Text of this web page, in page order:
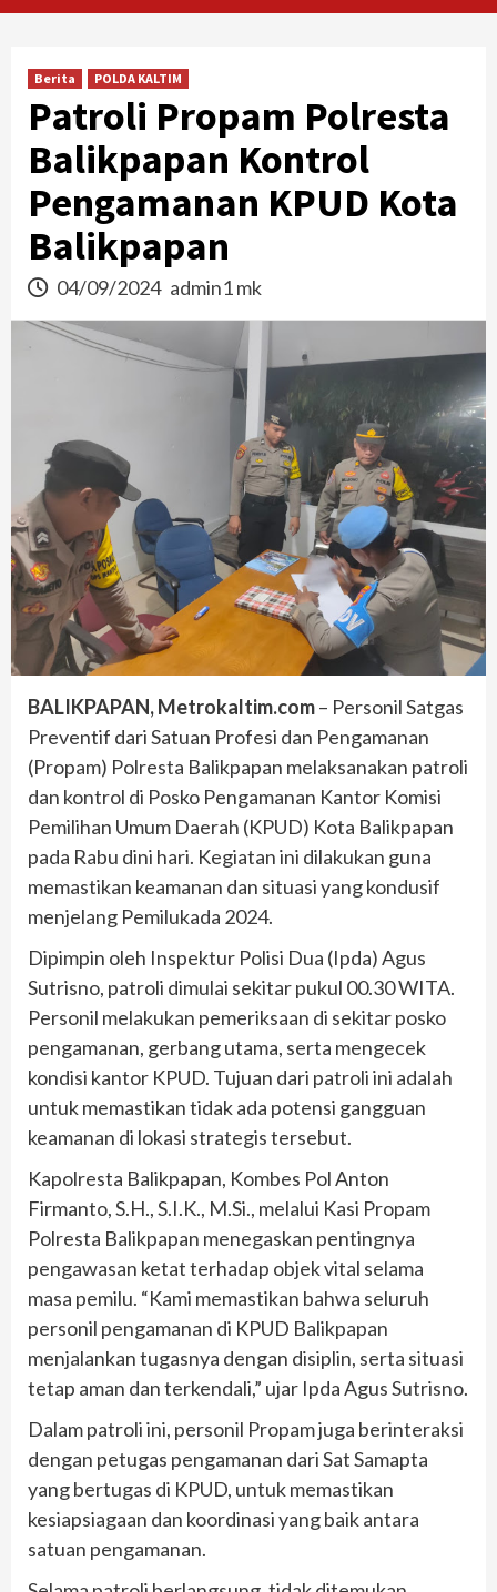
Berita POLDA KALTIM
Patroli Propam Polresta
Balikpapan Kontrol
Pengamanan KPUD Kota
Balikpapan
04/09/2024 admin1 mk
BALIKPAPAN, Metrokaltim.com– Personil Satgas
Preventif dari Satuan Profesi dan Pengamanan
(Propam) Polresta Balikpapan melaksanakan patroli
dan kontrol di Posko Pengamanan Kantor Komisi
Pemilihan Umum Daerah (KPUD) Kota Balikpapan
pada Rabu dini hari. Kegiatan ini dilakukan guna
memastikan keamanan dan situasi yang kondusif
menjelang Pemilukada 2024.
Dipimpin oleh Inspektur Polisi Dua (Ipda) Agus
Sutrisno, patroli dimulai sekitar pukul 00.30 WITA.
Personil melakukan pemeriksaan di sekitar posko
pengamanan, gerbang utama, serta mengecek
kondisi kantor KPUD. Tujuan dari patroli ini adalah
untuk memastikan tidak ada potensi gangguan
keamanan di lokasi strategis tersebut.
Kapolresta Balikpapan, Kombes Pol Anton
Firmanto, S.H., S.I.K., M.Si., melalui Kasi Propam
Polresta Balikpapan menegaskan pentingnya
pengawasan ketat terhadap objek vital selama
masa pemilu. “Kami memastikan bahwa seluruh
personil pengamanan di KPUD Balikpapan
menjalankan tugasnya dengan disiplin, serta situasi
tetap aman dan terkendali,” ujar Ipda Agus Sutrisno.
Dalam patroli ini, personil Propam juga berinteraksi
dengan petugas pengamanan dari Sat Samapta
yang bertugas di KPUD, untuk memastikan
kesiapsiagaan dan koordinasi yang baik antara
satuan pengamanan.